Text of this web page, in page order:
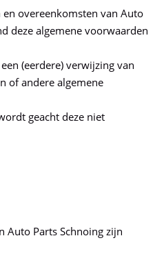
overeenkomsten van Auto
deze algemene voorwaarden
(eerdere) verwijzing van
of andere algemene
geacht deze niet
Parts Schnoing zijn